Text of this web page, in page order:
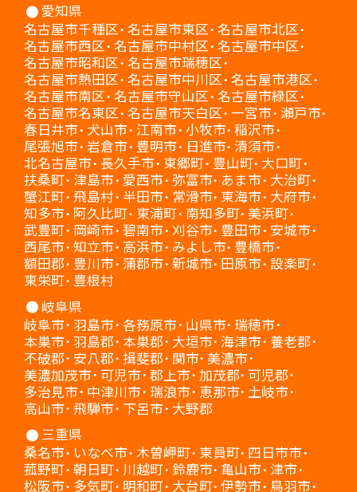
愛知県
名古屋市千種区 名古屋市東区 名古屋市北区
名古屋市西区 名古屋市中村区 名古屋市中区
名古屋市昭和区 名古屋市瑞穂区
名古屋市熱田区 名古屋市中川区 名古屋市港区
名古屋市南区 名古屋市守山区 名古屋市緑区
名古屋市名東区 名古屋市天白区 一宮市 瀬戸市
春日井市 犬山市 江南市 小牧市 稲沢市
尾張旭市 岩倉市 豊明市 日進市 清須市
北名古屋市 長久手市 東郷町 豊山町 大口町
扶桑町 津島市 愛西市 弥富市 あま市 大治町
蟹江町 飛島村 半田市 常滑市 東海市 大府市
知多市 阿久比町 東浦町 南知多町 美浜町
武豊町 岡崎市 碧南市 刈谷市 豊田市 安城市
西尾市 知立市 高浜市 みよし市 豊橋市
額田郡 豊川市 蒲郡市 新城市 田原市 設楽町
東栄町 豊根村
岐阜県
岐阜市 羽島市 各務原市 山県市 瑞穂市
本巣市 羽島郡 本巣郡 大垣市 海津市 養老郡
不破郡 安八郡 揖斐郡 関市 美濃市
美濃加茂市 可児市 郡上市 加茂郡 可児郡
多治見市 中津川市 瑞浪市 恵那市 土岐市
高山市 飛騨市 下呂市 大野郡
三重県
桑名市 いなべ市 木曽岬町 東員町 四日市市
菰野町 朝日町 川越町 鈴鹿市 亀山市 津市
松阪市 多気町 明和町 大台町 伊勢市 鳥羽市